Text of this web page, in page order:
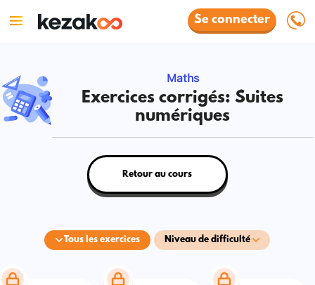
Se connecter
Maths
Exercices corrigés: Suites
numériques
Tous les exercices Niveau de difficulté
Retour au cours